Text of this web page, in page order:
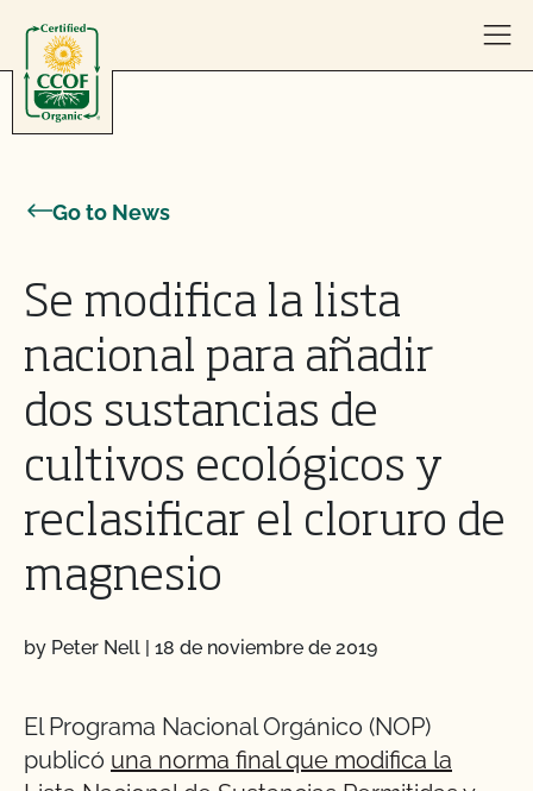
Go to News
Se modifica la lista
nacional para añadir
dos sustancias de
cultivos ecológicos y
reclasificar el cloruro de
magnesio
by Peter Nell | 18 de noviembre de 2019
El Programa Nacional Orgánico (NOP)
publicó una norma final que modifica la